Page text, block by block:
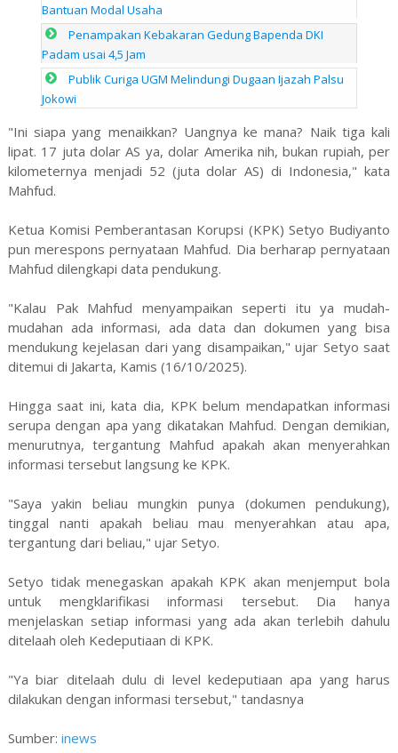
Bantuan Modal Usaha
Penampakan Kebakaran Gedung Bapenda DKI
Padam usai 4,5 Jam
Publik Curiga UGM Melindungi Dugaan Ijazah Palsu
Jokowi
"Ini siapa yang menaikkan? Uangnya ke mana? Naik tiga kali
lipat. 17 juta dolar AS ya, dolar Amerika nih, bukan rupiah, per
kilometernya menjadi 52 (juta dolar AS) di Indonesia," kata
Mahfud.
Ketua Komisi Pemberantasan Korupsi (KPK) Setyo Budiyanto
pun merespons pernyataan Mahfud. Dia berharap pernyataan
Mahfud dilengkapi data pendukung.
"Kalau Pak Mahfud menyampaikan seperti itu ya mudah-
mudahan ada informasi, ada data dan dokumen yang bisa
mendukung kejelasan dari yang disampaikan," ujar Setyo saat
ditemui di Jakarta, Kamis (16/10/2025).
Hingga saat ini, kata dia, KPK belum mendapatkan informasi
serupa dengan apa yang dikatakan Mahfud. Dengan demikian,
menurutnya, tergantung Mahfud apakah akan menyerahkan
informasi tersebut langsung ke KPK.
"Saya yakin beliau mungkin punya (dokumen pendukung),
tinggal nanti apakah beliau mau menyerahkan atau apa,
tergantung dari beliau," ujar Setyo.
Setyo tidak menegaskan apakah KPK akan menjemput bola
untuk mengklarifikasi informasi tersebut. Dia hanya
menjelaskan setiap informasi yang ada akan terlebih dahulu
ditelaah oleh Kedeputiaan di KPK.
"Ya biar ditelaah dulu di level kedeputiaan apa yang harus
dilakukan dengan informasi tersebut," tandasnya
Sumber: inews